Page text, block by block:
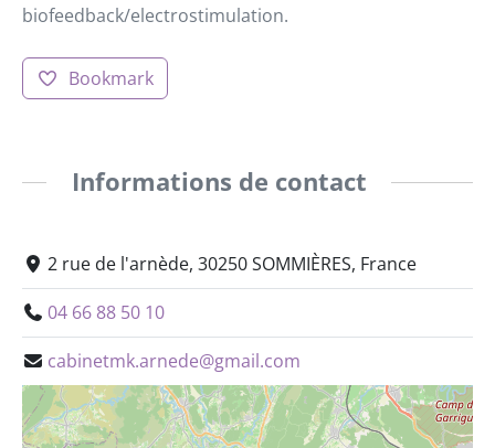
biofeedback/electrostimulation.
Bookmark
Informations de contact
2 rue de l'arnède, 30250 SOMMIÈRES, France
04 66 88 50 10
cabinetmk.arnede@gmail.com